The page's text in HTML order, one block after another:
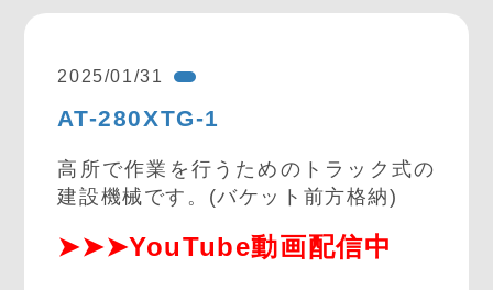
2025/01/31
AT-280XTG-1
高所で作業を行うためのトラック式の
建設機械です。(バケット前方格納)
➤➤➤YouTube動画配信中